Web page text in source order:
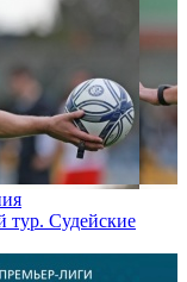
тур. Судейские